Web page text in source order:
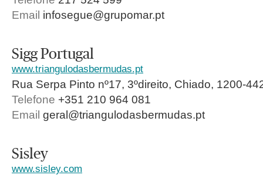
Email infosegue@grupomar.pt
Sigg Portugal
www.triangulodasbermudas.pt
Rua Serpa Pinto nº17, 3ºdireito, Chiado, 1200-
Telefone +351 210 964 081
Email geral@triangulodasbermudas.pt
Sisley
www.sisley.com